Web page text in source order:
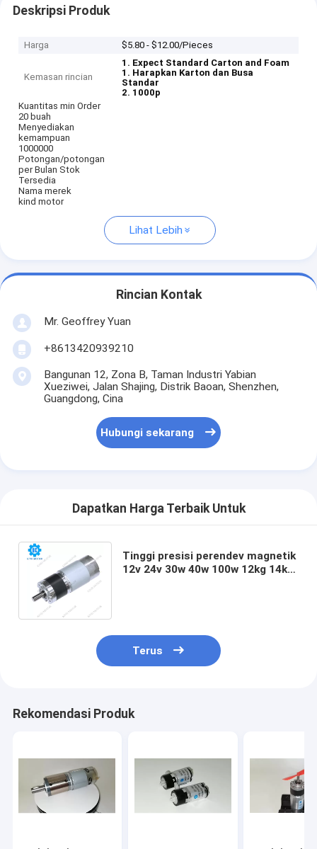
Deskripsi Produk
Harga $5.80 - $12.00/Pieces
Kemasan rincian
1. Expect Standard Carton and Foam
1. Harapkan Karton dan Busa
Standar
2. 1000p
Kuantitas min Order
20 buah
Menyediakan
kemampuan
1000000
Potongan/potongan
per Bulan Stok
Tersedia
Nama merek
kind motor
Lihat Lebih
Rincian Kontak
Mr. Geoffrey Yuan
+8613420939210
Bangunan 12, Zona B, Taman Industri Yabian
Xueziwei, Jalan Shajing, Distrik Baoan, Shenzhen,
Guangdong, Cina
Hubungi sekarang
Dapatkan Harga Terbaik Untuk
Tinggi presisi perendev magnetik
12v 24v 30w 40w 100w 12kg 14kg
Terus
Rekomendasi Produk